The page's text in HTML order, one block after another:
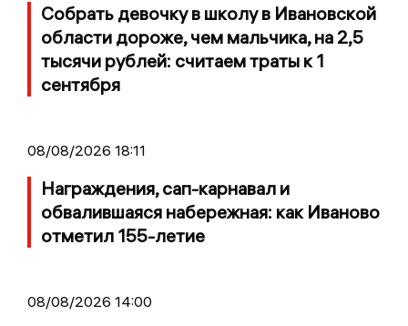
Собрать девочку в школу в Ивановской
области дороже, чем мальчика, на 2,5
тысячи рублей: считаем траты к 1
сентября
08/08/2026 18:11
Награждения, сап-карнавал и
обвалившаяся набережная: как Иваново
отметил 155-летие
08/08/2026 14:00